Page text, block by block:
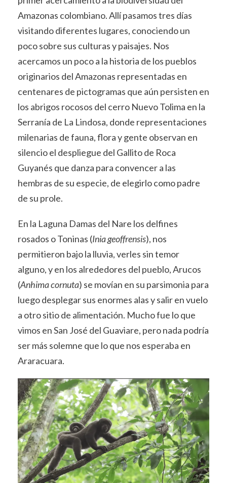
Amazonas colombiano. Allí pasamos tres días
visitando diferentes lugares, conociendo un
poco sobre sus culturas y paisajes. Nos
acercamos un poco a la historia de los pueblos
originarios del Amazonas representadas en
centenares de pictogramas que aún persisten en
los abrigos rocosos del cerro Nuevo Tolima en la
Serranía de La Lindosa, donde representaciones
milenarias de fauna, flora y gente observan en
silencio el despliegue del Gallito de Roca
Guyanés que danza para convencer a las
hembras de su especie, de elegirlo como padre
de su prole.
En la Laguna Damas del Nare los delfines
rosados o Toninas (Inia geoffrensis), nos
permitieron bajo la lluvia, verles sin temor
alguno, y en los alrededores del pueblo, Arucos
(Anhima cornuta) se movían en su parsimonia para
luego desplegar sus enormes alas y salir en vuelo
a otro sitio de alimentación. Mucho fue lo que
vimos en San José del Guaviare, pero nada podría
ser más solemne que lo que nos esperaba en
Araracuara.